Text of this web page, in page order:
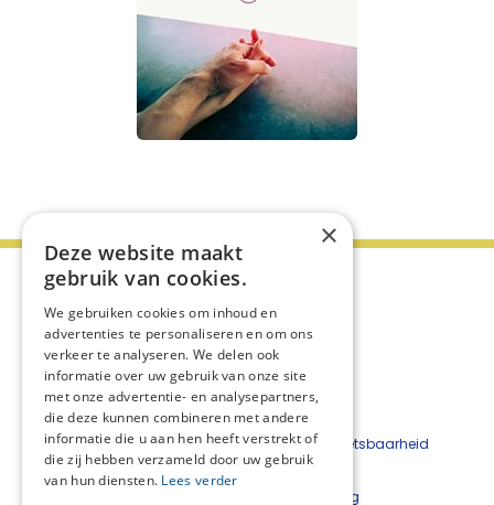
Beveiligingskwetsbaarheid
melden
Cookieverklaring
×
Deze website maakt
gebruik van cookies.
We gebruiken cookies om inhoud en
advertenties te personaliseren en om ons
verkeer te analyseren. We delen ook
informatie over uw gebruik van onze site
met onze advertentie- en analysepartners,
die deze kunnen combineren met andere
informatie die u aan hen heeft verstrekt of
die zij hebben verzameld door uw gebruik
van hun diensten. Lees verder